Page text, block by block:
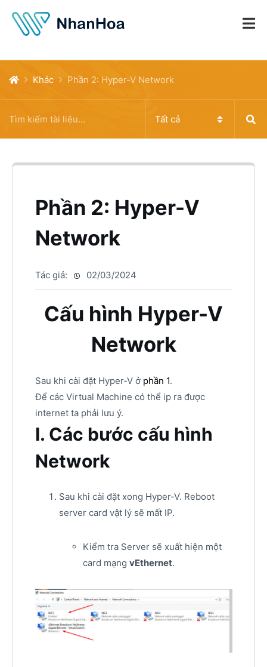
Khác Phần 2: Hyper-V Network
Phần 2: Hyper-V
Network
Tác giả: 02/03/2024
Cấu hình Hyper-V
Network
Sau khi cài đặt Hyper-V ở phần 1.
Để các Virtual Machine có thể ip ra được
internet ta phải lưu ý.
I. Các bước cấu hình
Network
Sau khi cài đặt xong Hyper-V. Reboot
server card vật lý sẽ mất IP.
Kiểm tra Server sẽ xuất hiện một
card mạng vEthernet.